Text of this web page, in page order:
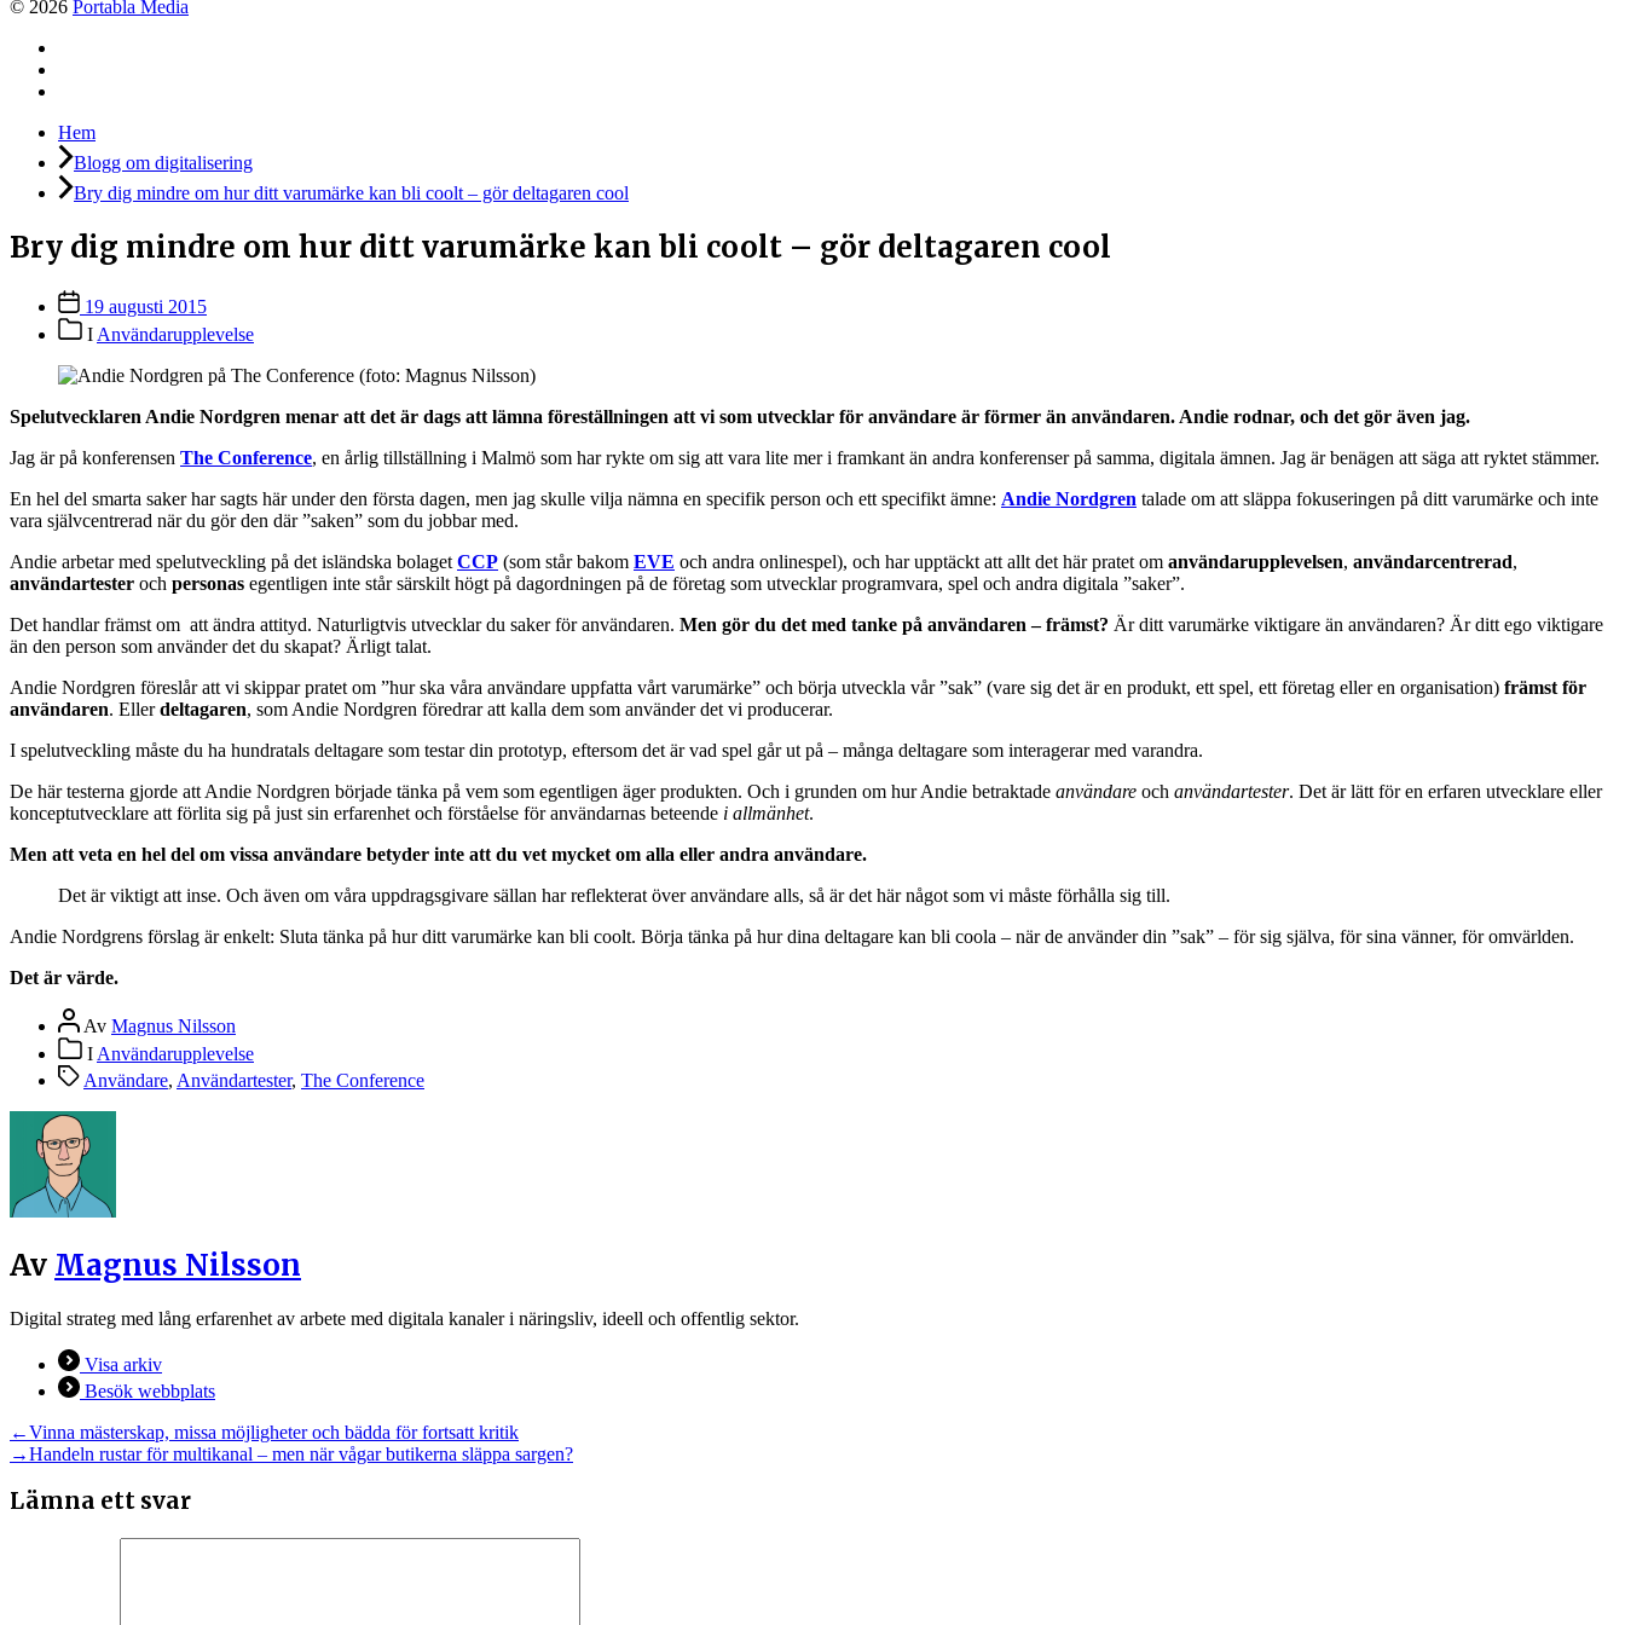
© 2026 Portabla Media
Hem
Blogg om digitalisering
Bry dig mindre om hur ditt varumärke kan bli coolt – gör deltagaren cool
Bry dig mindre om hur ditt varumärke kan bli coolt – gör deltagaren cool
Inläggsdatum
19 augusti 2015
Inläggskategorier
I Användarupplevelse
Spelutvecklaren Andie Nordgren menar att det är dags att lämna föreställningen att vi som utvecklar för användare är förmer än användaren. Andie rodnar, och det gör även jag.
Jag är på konferensen The Conference, en årlig tillställning i Malmö som har rykte om sig att vara lite mer i framkant än andra konferenser på samma, digitala ämnen. Jag är benägen att säga att ryktet stämmer.
En hel del smarta saker har sagts här under den första dagen, men jag skulle vilja nämna en specifik person och ett specifikt ämne: Andie Nordgren talade om att släppa fokuseringen på ditt varumärke och inte
vara självcentrerad när du gör den där ”saken” som du jobbar med.
Andie arbetar med spelutveckling på det isländska bolaget CCP (som står bakom EVE och andra onlinespel), och har upptäckt att allt det här pratet om användarupplevelsen, användarcentrerad,
användartester och personas egentligen inte står särskilt högt på dagordningen på de företag som utvecklar programvara, spel och andra digitala ”saker”.
Det handlar främst om att ändra attityd. Naturligtvis utvecklar du saker för användaren. Men gör du det med tanke på användaren – främst? Är ditt varumärke viktigare än användaren? Är ditt ego viktigare
än den person som använder det du skapat? Ärligt talat.
Andie Nordgren föreslår att vi skippar pratet om ”hur ska våra användare uppfatta vårt varumärke” och börja utveckla vår ”sak” (vare sig det är en produkt, ett spel, ett företag eller en organisation) främst för
användaren. Ellerdeltagaren, som Andie Nordgren föredrar att kalla dem som använder det vi producerar.
I spelutveckling måste du ha hundratals deltagare som testar din prototyp, eftersom det är vad spel går ut på – många deltagare som interagerar med varandra.
De här testerna gjorde att Andie Nordgren började tänka på vem som egentligen äger produkten. Och i grunden om hur Andie betraktade användare och användartester. Det är lätt för en erfaren utvecklare eller
konceptutvecklare att förlita sig på just sin erfarenhet och förståelse för användarnas beteende i allmänhet.
Men att veta en hel del om vissa användare betyder inte att du vet mycket om alla eller andra användare.
Det är viktigt att inse. Och även om våra uppdragsgivare sällan har reflekterat över användare alls, så är det här något som vi måste förhålla sig till.
Andie Nordgrens förslag är enkelt: Sluta tänka på hur ditt varumärke kan bli coolt. Börja tänka på hur dina deltagare kan bli coola – när de använder din ”sak” – för sig själva, för sina vänner, för omvärlden.
Det är värde.
Inläggsförfattare
Av Magnus Nilsson
Inläggskategorier
I Användarupplevelse
Etiketter
Användare, Användartester, The Conference
Av Magnus Nilsson
Digital strateg med lång erfarenhet av arbete med digitala kanaler i näringsliv, ideell och offentlig sektor.
Visa arkiv
Besök webbplats
Inläggsnavigering
←Föregående
inlägg:
Vinna mästerskap, missa möjligheter och bädda för fortsatt kritik
→Nästa
Handeln rustar för multikanal – men när vågar butikerna släppa sargen?
Lämna ett svar